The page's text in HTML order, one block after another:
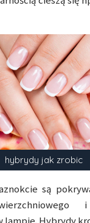
hybrydy jak zrobic
są